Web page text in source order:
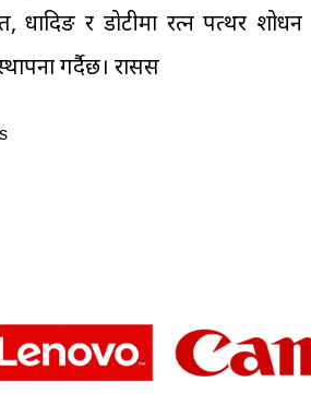
धादिङ र डोटीमा रत्न पत्थर प्रशोधन
गर्दैछ। रासस